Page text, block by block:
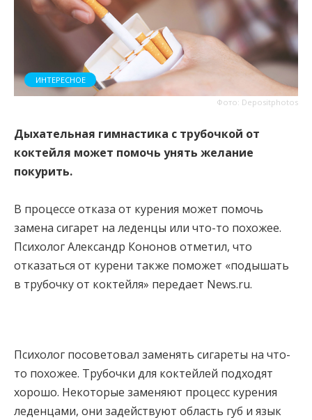
Фото: Depositphotos
ИНТЕРЕСНОЕ
Дыхательная гимнастика с трубочкой от
коктейля может помочь унять желание
покурить.
В процессе отказа от курения может помочь
замена сигарет на леденцы или что-то похожее.
Психолог Александр Кононов отметил, что
отказаться от курени также поможет «подышать
в трубочку от коктейля» передает News.ru.
Психолог посоветовал заменять сигареты на что-
то похожее. Трубочки для коктейлей подходят
хорошо. Некоторые заменяют процесс курения
леденцами, они задействуют область губ и язык